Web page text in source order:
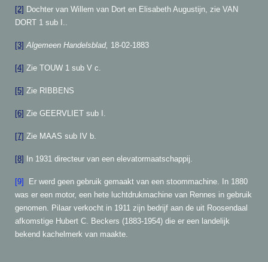
[2] Dochter van Willem van Dort en Elisabeth Augustijn, zie VAN
DORT 1 sub I..
[3] Algemeen Handelsblad, 18-02-1883
[4] Zie TOUW 1 sub V c.
[5] Zie RIBBENS
[6] Zie GEERVLIET sub I.
[7] Zie MAAS sub IV b.
[8] In 1931 directeur van een elevatormaatschappij.
[9]
Er werd geen gebruik gemaakt van een stoommachine. In 1880
was er een motor, een hete luchtdrukmachine van Rennes in gebruik
genomen. Pilaar verkocht in 1911 zijn bedrijf aan de uit Roosendaal
afkomstige Hubert C. Beckers (1883-1954) die er een landelijk
bekend kachelmerk van maakte.